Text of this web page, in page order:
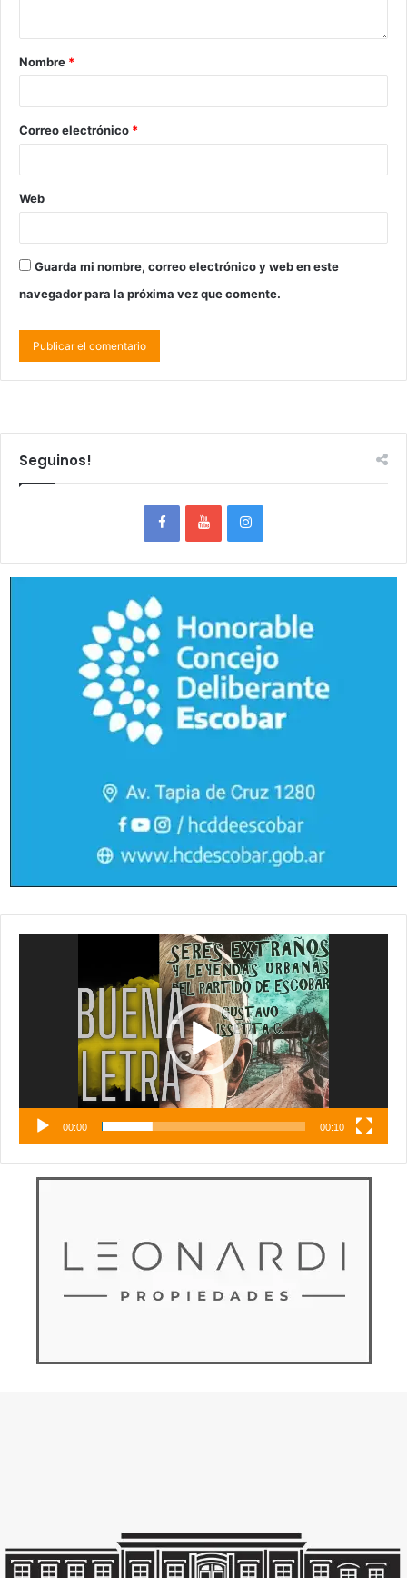
Nombre *
Correo electrónico *
Web
Guarda mi nombre, correo electrónico y web en este
navegador para la próxima vez que comente.
Seguinos!
00:00 00:10